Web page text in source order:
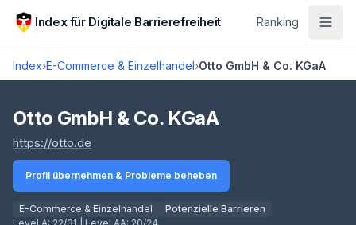
Zum Hauptinhalt springen
Index für Digitale Barrierefreiheit Ranking
Index›E-Commerce & Einzelhandel›Otto GmbH & Co. KGaA
Score lädt
Otto GmbH & Co. KGaA
https://otto.de
Profil übernehmen & Probleme beheben
E-Commerce & Einzelhandel
Potenzielle Barrieren